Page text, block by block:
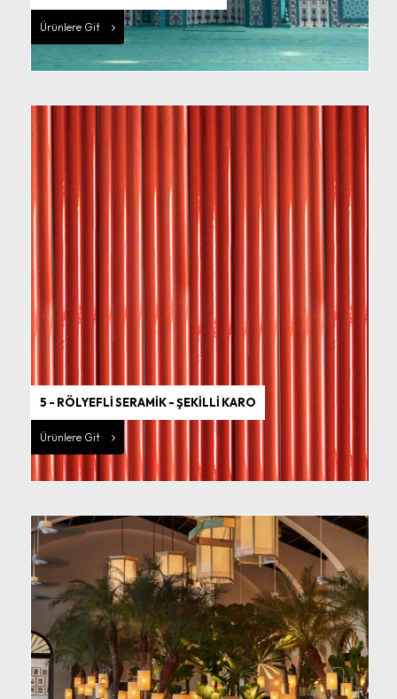
Ürünlere Git
5 - RÖLYEFLİ SERAMİK - ŞEKİLLİ KARO
Ürünlere Git